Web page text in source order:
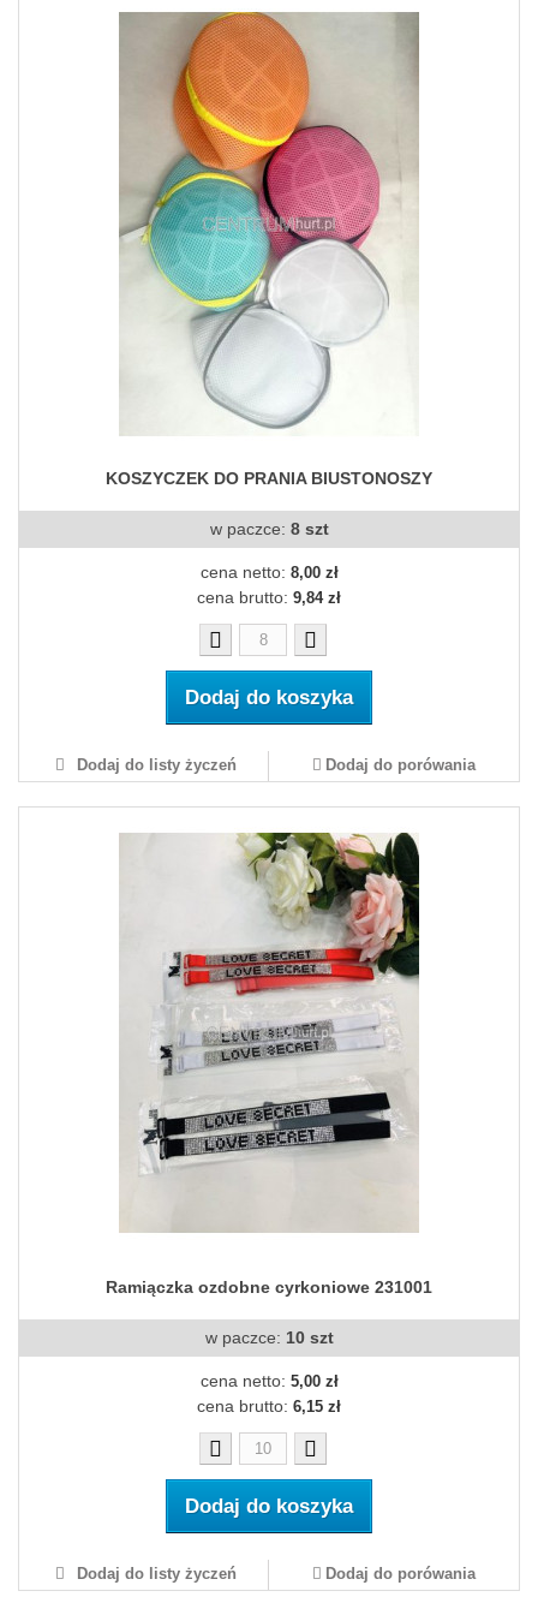
KOSZYCZEK DO PRANIA BIUSTONOSZY
w paczce: 8 szt
cena netto: 8,00 zł
cena brutto: 9,84 zł
Dodaj do koszyka
Dodaj do listy życzeń Dodaj do porówania
Ramiączka ozdobne cyrkoniowe 231001
w paczce: 10 szt
cena netto: 5,00 zł
cena brutto: 6,15 zł
Dodaj do koszyka
Dodaj do listy życzeń Dodaj do porówania